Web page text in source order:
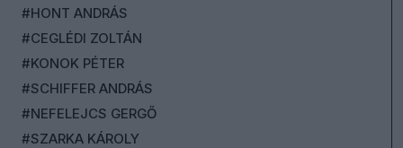
#HONT ANDRÁS
#CEGLÉDI ZOLTÁN
#KONOK PÉTER
#SCHIFFER ANDRÁS
#NEFELEJCS GERGŐ
#SZARKA KÁROLY